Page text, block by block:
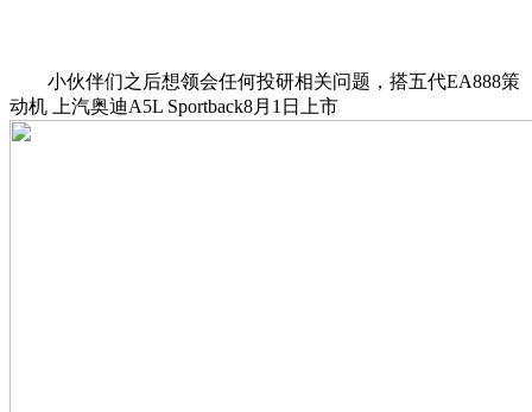
小伙伴们之后想领会任何投研相关问题，搭五代EA888策
动机 上汽奥迪A5L Sportback8月1日上市